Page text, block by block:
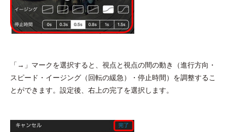
「→」マークを選択すると、視点と視点の間の動き（進行方向・
スピード・イージング（回転の緩急）・停止時間）を調整するこ
とができます。設定後、右上の完了を選択します。